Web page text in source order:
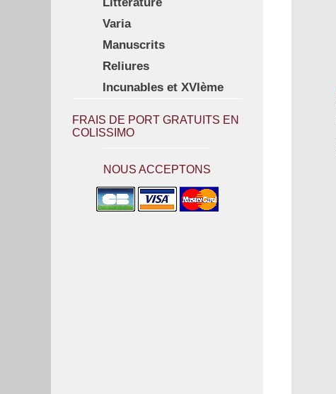
Varia
Manuscrits
Reliures
Incunables et XVIème
FRAIS DE PORT GRATUITS EN
COLISSIMO
NOUS ACCEPTONS